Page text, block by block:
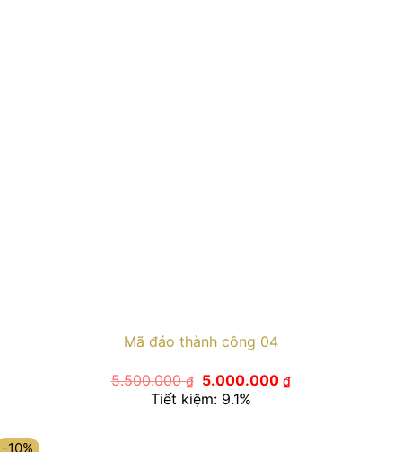
Mã đáo thành công 04
5.500.000₫
Giá
gốc
là:
5.000.000₫Giá
Tiết kiệm: 9.1%
-10%